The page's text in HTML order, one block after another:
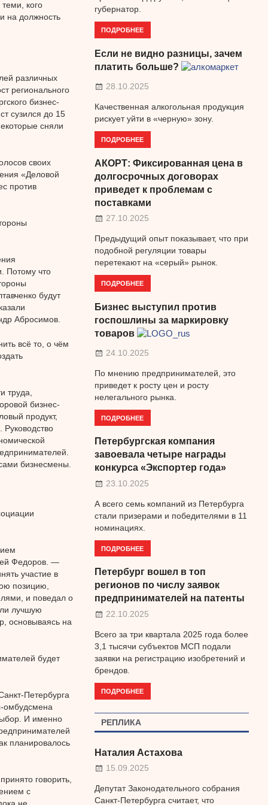
кого
на должность
различных
регионального
бизнес-
сузился до 15
сняли
своих
«Деловой
против
Потому что
будут
Абросимов.
всё то, о чём
труда,
бизнес-
продукт,
Руководство
бизнесмены.
Федоров. —
участие в
позицию,
и поведал о
лучшую
основываясь на
будет
Петербурга
омбудсмена
И именно
планировалось
говорить,
с
не
губернатор.
ПОДРОБНЕЕ
Если не видно разницы, зачем
платить больше?
28.10.2025
Качественная алкогольная продукция
рискует уйти в «черную» зону.
ПОДРОБНЕЕ
АКОРТ: Фиксированная цена в
долгосрочных договорах
приведет к проблемам с
поставками
27.10.2025
Предыдущий опыт показывает, что при
подобной регуляции товары
перетекают на «серый» рынок.
ПОДРОБНЕЕ
Бизнес выступил против
госпошлины за маркировку
товаров
24.10.2025
По мнению предпринимателей, это
приведет к росту цен и росту
нелегального рынка.
ПОДРОБНЕЕ
Петербургская компания
завоевала четыре награды
конкурса «Экспортер года»
23.10.2025
А всего семь компаний из Петербурга
стали призерами и победителями в 11
номинациях.
ПОДРОБНЕЕ
Петербург вошел в топ
регионов по числу заявок
предпринимателей на патенты
22.10.2025
Всего за три квартала 2025 года более
3,1 тысячи субъектов МСП подали
заявки на регистрацию изобретений и
брендов.
ПОДРОБНЕЕ
РЕПЛИКА
Наталия Астахова
15.09.2025
Депутат Законодательного собрания
Санкт-Петербурга считает, что